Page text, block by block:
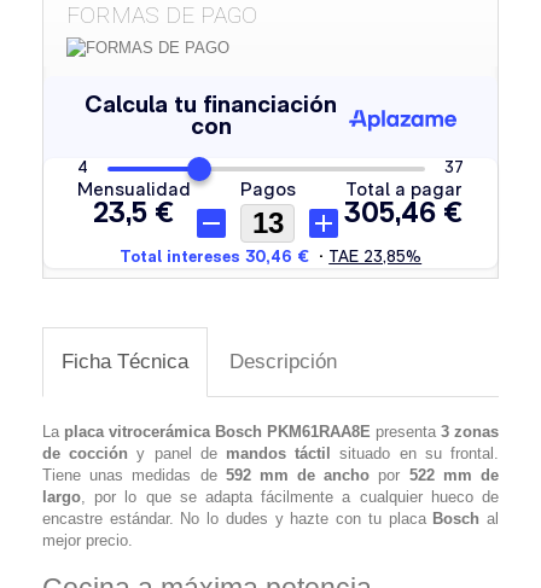
FORMAS DE PAGO
Ficha Técnica Descripción
La placa vitrocerámica Bosch PKM61RAA8E presenta 3 zonas
de cocción y panel de mandos táctilsituado en su frontal.
Tiene unas medidas de 592 mm de ancho por 522 mm de
largo, por lo que se adapta fácilmente a cualquier hueco de
encastre estándar. No lo dudes y hazte con tu placa Bosch al
mejor precio.